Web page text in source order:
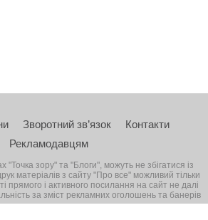
Зворотний зв’язок
Контакти
Рекламодавцям
"Точка зору" та "Блоги", можуть не збігатися із
матеріалів з сайту "Про все" можливий тільки
прямого і активного посилання на сайт не далі
за зміст рекламних оголошень та банерів